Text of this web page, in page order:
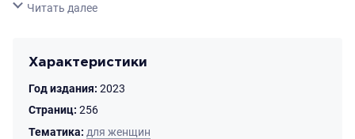
свободными. Книга полезна всем (включая мужчин) и может
Свернуть
Читать далее
Характеристики
Год издания: 2023
Страниц: 256
Тематика: для женщин